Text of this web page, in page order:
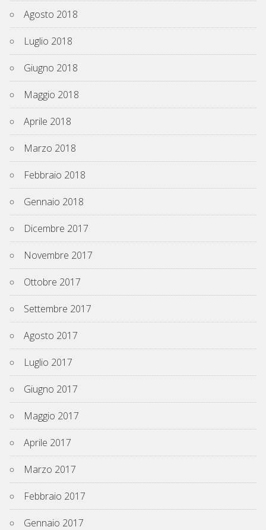
Agosto 2018
Luglio 2018
Giugno 2018
Maggio 2018
Aprile 2018
Marzo 2018
Febbraio 2018
Gennaio 2018
Dicembre 2017
Novembre 2017
Ottobre 2017
Settembre 2017
Agosto 2017
Luglio 2017
Giugno 2017
Maggio 2017
Aprile 2017
Marzo 2017
Febbraio 2017
Gennaio 2017